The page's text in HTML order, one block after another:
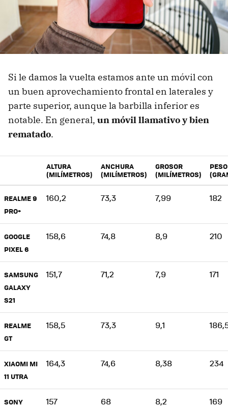
Si le damos la vuelta estamos ante un móvil con
un buen aprovechamiento frontal en laterales y
parte superior, aunque la barbilla inferior es
notable. En general, un móvil llamativo y bien
rematado.
ALTURA
(MILÍMETROS)
ANCHURA
(MILÍMETROS)
GROSOR
(MILÍMETROS)
PESO
REALME 9
PRO+
160,2 73,3 7,99 182
GOOGLE
PIXEL 6
158,6 74,8 8,9 210
SAMSUNG
GALAXY
S21
151,7 71,2 7,9 171
REALME
GT
158,5 73,3 9,1
XIAOMI MI
11 UTRA
164,3 74,6 8,38 234
SONY
157 68 8,2 169